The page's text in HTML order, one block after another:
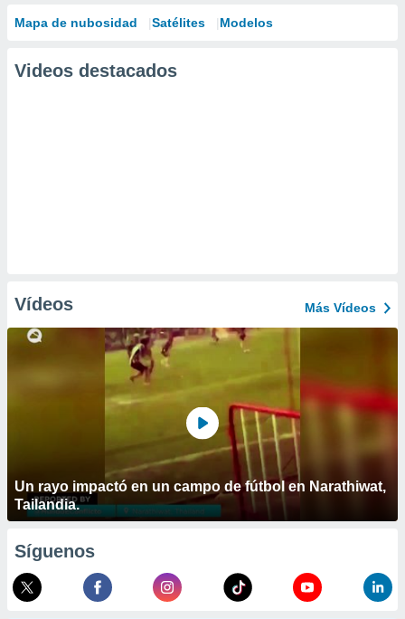
Mapa de nubosidad Satélites Modelos
Videos destacados
Vídeos Más Vídeos
Un rayo impactó en un campo de fútbol en Narathiwat,
Tailandia.
Síguenos